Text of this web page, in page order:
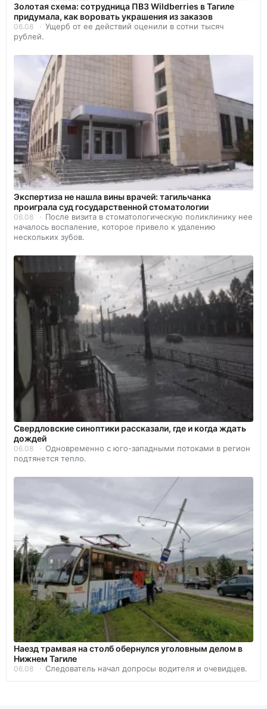
Золотая схема: сотрудница ПВЗ Wildberries в Тагиле
придумала, как воровать украшения из заказов
06.08
Ущерб от ее действий оценили в сотни тысяч
рублей.
Экспертиза не нашла вины врачей: тагильчанка
проиграла суд государственной стоматологии
06.08
После визита в стоматологическую поликлинику нее
началось воспаление, которое привело к удалению
нескольких зубов.
Свердловские синоптики рассказали, где и когда ждать
дождей
06.08
Одновременно с юго-западными потоками в регион
подтянется тепло.
Наезд трамвая на столб обернулся уголовным делом в
Нижнем Тагиле
06.08 Следователь начал допросы водителя и очевидцев.